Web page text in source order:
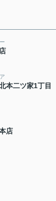
本二ツ家1丁目
店